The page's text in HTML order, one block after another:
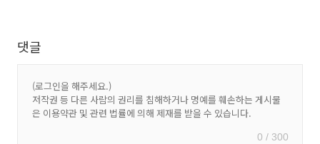
댓글
0 / 300